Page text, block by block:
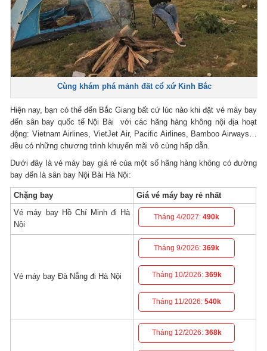
Cùng khám phá mảnh đất cổ xứ Kinh Bắc
Hiện nay, bạn có thể đến Bắc Giang bất cứ lúc nào khi đặt vé máy bay
đến sân bay quốc tế Nội Bài với các hãng hàng không nội địa hoạt
động: Vietnam Airlines, VietJet Air, Pacific Airlines, Bamboo Airways…
đều có những chương trình khuyến mãi vô cùng hấp dẫn.
Dưới đây là vé máy bay giá rẻ của một số hãng hàng không có đường
bay đến là sân bay Nội Bài Hà Nội:
Chặng bay
Giá vé máy bay rẻ nhất
Vé máy bay Hồ Chí Minh đi Hà
Nội
Tháng 4/2027:490k
Vé máy bay Đà Nẵng đi Hà Nội
Tháng 9/2026:369k
Tháng 10/2026: 369k
Tháng 11/2026:540k
Tháng 12/2026: 368k